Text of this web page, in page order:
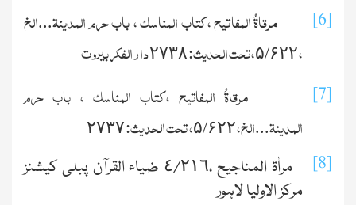
[6]
مرقاةُ المفاتیح ،کتاب المناسک ، باب حرم المدینة...الخ
،
۵/۶۲۲ ،تحت الحدیث:۲۷۳۸دار الفكر بيروت
[7]
مرقاةُ المفاتیح ،کتاب المناسک ، باب حرم
المدینة...الخ،
۵/۶۲۲ ، تحت الحدیث:۲۷۳۷
[8]
مراٰۃ المناجیح ،٤/٢١٦ ضیاء القرآن پبلی کیشنز
مرکز الاولیا لاہور